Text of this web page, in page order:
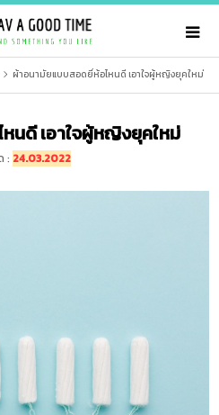
ผ้าอนามัยแบบสอดยี่ห้อไหนดี เอาใจผู้หญิงยุคใหม่
นดี เอาใจผู้หญิงยุคใหม่
: 24.03.2022